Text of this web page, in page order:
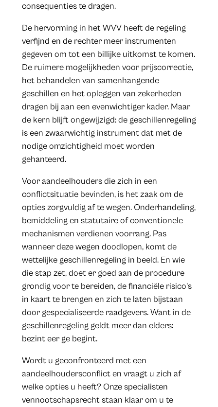
consequenties te dragen.
De hervorming in het WVV heeft de regeling
verfijnd en de rechter meer instrumenten
gegeven om tot een billijke uitkomst te komen.
De ruimere mogelijkheden voor prijscorrectie,
het behandelen van samenhangende
geschillen en het opleggen van zekerheden
dragen bij aan een evenwichtiger kader. Maar
de kern blijft ongewijzigd: de geschillenregeling
is een zwaarwichtig instrument dat met de
nodige omzichtigheid moet worden
gehanteerd.
Voor aandeelhouders die zich in een
conflictsituatie bevinden, is het zaak om de
opties zorgvuldig af te wegen. Onderhandeling,
bemiddeling en statutaire of conventionele
mechanismen verdienen voorrang. Pas
wanneer deze wegen doodlopen, komt de
wettelijke geschillenregeling in beeld. En wie
die stap zet, doet er goed aan de procedure
grondig voor te bereiden, de financiële risico's
in kaart te brengen en zich te laten bijstaan
door gespecialiseerde raadgevers. Want in de
geschillenregeling geldt meer dan elders:
bezint eer ge begint.
Wordt u geconfronteerd met een
aandeelhoudersconflict en vraagt u zich af
welke opties u heeft? Onze specialisten
vennootschapsrecht staan klaar om u te